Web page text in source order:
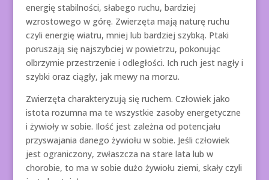
energię stabilności, słabego ruchu, bardziej
wzrostowego w górę. Zwierzęta mają naturę ruchu
czyli energię wiatru, mniej lub bardziej szybką. Ptaki
poruszają się najszybciej w powietrzu, pokonując
olbrzymie przestrzenie i odległości. Ich ruch jest nagły i
szybki oraz ciągły, jak mewy na morzu.
Zwierzęta charakteryzują się ruchem. Człowiek jako
istota rozumna ma te wszystkie zasoby energetyczne
i żywioły w sobie. Ilość jest zależna od potencjału
przyswajania danego żywiołu w sobie. Jeśli człowiek
jest ograniczony, zwłaszcza na stare lata lub w
chorobie, to ma w sobie dużo żywiołu ziemi, skały czyli